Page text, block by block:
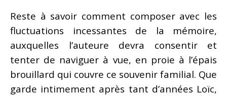
Reste à savoir comment composer avec les
fluctuations incessantes de la mémoire,
auxquelles l’auteure devra consentir et
tenter de naviguer à vue, en proie à l’épais
brouillard qui couvre ce souvenir familial. Que
garde intimement après tant d’années Loïc,